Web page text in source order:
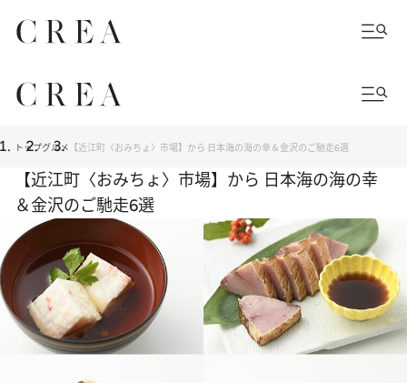
トップグルメ 【近江町〈おみちょ〉市場】から 日本海の海の幸＆金沢のご馳走6選
【近江町〈おみちょ〉市場】から 日本海の海の幸
＆金沢のご馳走6選